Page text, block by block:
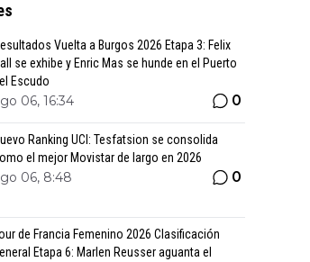
Vuelta a Burgos 2026 Etapa 3: Felix
se exhibe y Enric Mas se hunde en el Puerto
Escudo
06, 16:34 0
Ranking UCI: Tesfatsion se consolida
el mejor Movistar de largo en 2026
06, 8:48 0
de Francia Femenino 2026 Clasificación
Etapa 6: Marlen Reusser aguanta el